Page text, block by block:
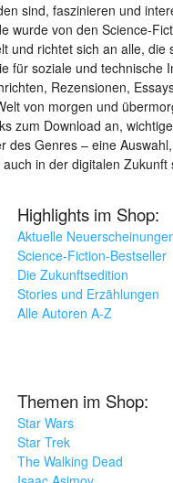
sind, faszinieren und
wurde von den Science-
und richtet sich an alle, die
für soziale und technische
Rezensionen,
von morgen und
zum Download an,
des Genres – eine
in der digitalen Zukunft
Highlights im Shop:
Aktuelle
Science-Fiction-Bestseller
Die Zukunftsedition
Stories und Erzählungen
Alle Autoren A-Z
Themen im Shop:
Star Wars
Star Trek
The Walking Dead